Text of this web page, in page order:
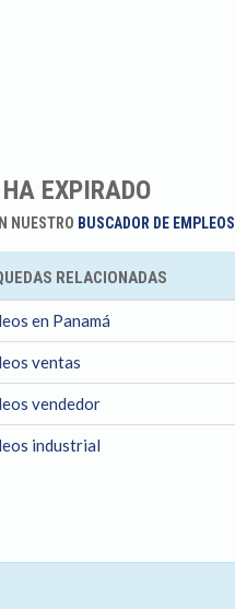
EXPIRADO
NUESTRO BUSCADOR DE EMPLEOS
RELACIONADAS
en Panamá
ventas
vendedor
industrial